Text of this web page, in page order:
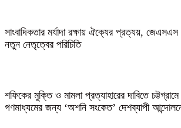
সাংবাদিকতার মর্যাদা রক্ষায় ঐক্যের প্রত্যয়, জেএসএস
নতুন নেতৃত্বের পরিচিতি
শফিকের মুক্তি ও মামলা প্রত্যাহারের দাবিতে চট্টগ্রামে
গণমাধ্যমের জন্য ‘অশনি সংকেত’ দেশব্যাপী